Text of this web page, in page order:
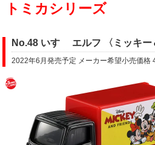
トミカシリーズ
No.48 いすゞ エルフ 〈ミッキ
2022年6月発売予定 メーカー希望小売価格